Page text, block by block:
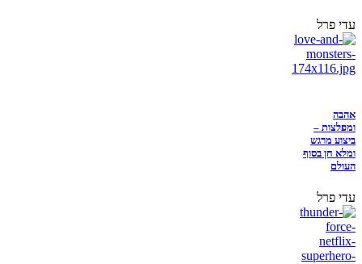
עדי פרל
אהבה
ומפלצות –
ביצוע מרגש
ומלא חן בסוף
העולם
עדי פרל